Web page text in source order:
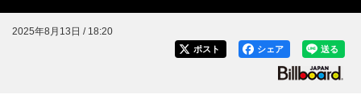
2025年8月13日 / 18:20
送る
シェア
ポスト